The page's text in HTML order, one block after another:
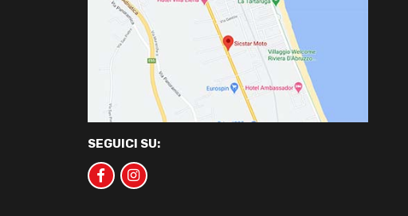
SEGUICI SU: